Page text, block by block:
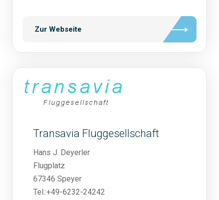
Zur Webseite
Transavia Fluggesellschaft
Hans J. Deyerler
Flugplatz
67346 Speyer
Tel.:+49-6232-24242